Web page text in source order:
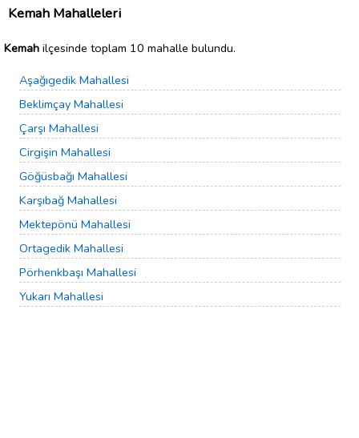
Kemah Mahalleleri
Kemah ilçesinde toplam 10 mahalle bulundu.
Aşağıgedik Mahallesi
Beklimçay Mahallesi
Çarşı Mahallesi
Cirgişin Mahallesi
Göğüsbağı Mahallesi
Karşıbağ Mahallesi
Mektepönü Mahallesi
Ortagedik Mahallesi
Pörhenkbaşı Mahallesi
Yukarı Mahallesi